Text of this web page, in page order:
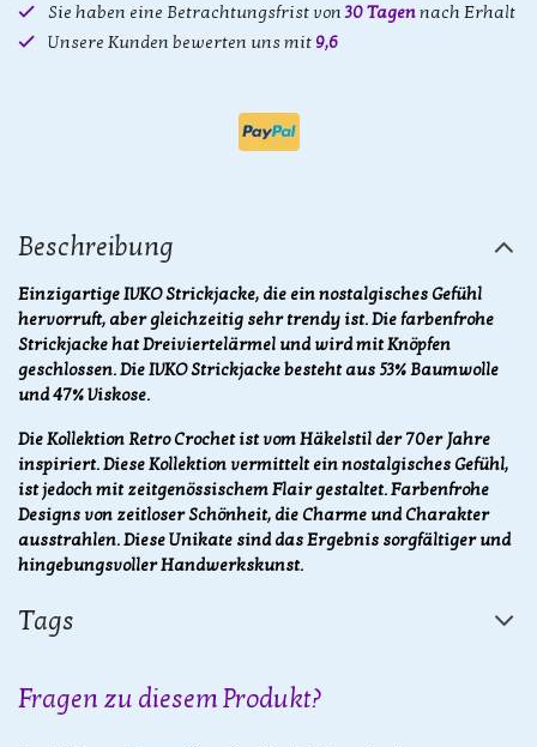
Sie haben eine Betrachtungsfrist von30 Tagennach Erhalt
Unsere Kunden bewerten uns mit 9,6
Beschreibung
Einzigartige IVKO Strickjacke, die ein nostalgisches Gefühl
hervorruft, aber gleichzeitig sehr trendy ist. Die farbenfrohe
Strickjacke hat Dreiviertelärmel und wird mit Knöpfen
geschlossen. Die IVKO Strickjacke besteht aus 53% Baumwolle
und 47% Viskose.
Die Kollektion Retro Crochet ist vom Häkelstil der 70er Jahre
inspiriert. Diese Kollektion vermittelt ein nostalgisches Gefühl,
ist jedoch mit zeitgenössischem Flair gestaltet. Farbenfrohe
Designs von zeitloser Schönheit, die Charme und Charakter
ausstrahlen. Diese Unikate sind das Ergebnis sorgfältiger und
hingebungsvoller Handwerkskunst.
Tags
Fragen zu diesem Produkt?